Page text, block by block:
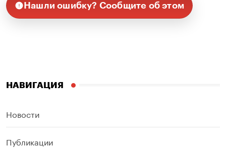
Нашли ошибку? Сообщите об этом
НАВИГАЦИЯ
Новости
Публикации